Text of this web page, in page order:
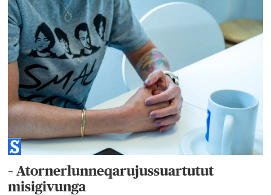
– Atornerlunneqarujussuartutut
misigivunga